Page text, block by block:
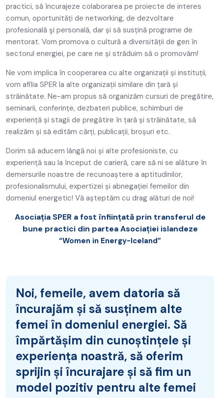
practici, să încurajeze colaborarea pe proiecte de interes
comun, oportunități de networking, de dezvoltare
profesională şi personală, dar și să susțină programe de
mentorat. Vom promova o cultură a diversității de gen în
sectorul energiei, pe care ne și străduim să o promovăm!
Ne vom implica în cooperarea cu alte organizații și instituții,
vom afilia SPER la alte organizații similare din țară și
străinătate. Ne-am propus să organizăm cursuri de pregătire,
seminarii, conferințe, dezbateri publice, schimburi de
experiență și stagii de pregătire în țară și străinătate, să
realizăm și să edităm cărți, publicații, broșuri etc.
Dorim să aducem lângă noi și alte profesioniste, cu
experiență sau la început de carieră, care să ni se alăture în
demersurile noastre de recunoaștere a aptitudinilor,
profesionalismului, expertizei și abnegației femeilor din
domeniul energetic! Vă așteptăm cu drag alături de noi!
Asociația SPER a fost înființată prin transferul de
bune practici din partea Asociației islandeze
“Women in Energy-Iceland”
Noi, femeile, avem datoria să
încurajăm și să susținem alte
femei în domeniul energiei. Să
împărtășim din cunoștințele și
experiența noastră, să oferim
sprijin și încurajare și să fim un
model pozitiv pentru alte femei